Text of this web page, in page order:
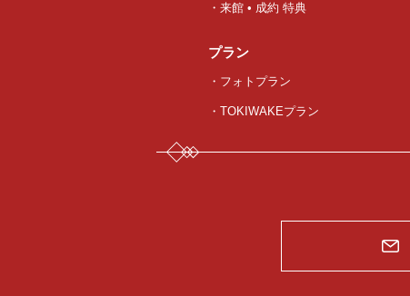
・来館 • 成約 特典
プラン
・フォトプラン
・TOKIWAKEプラン